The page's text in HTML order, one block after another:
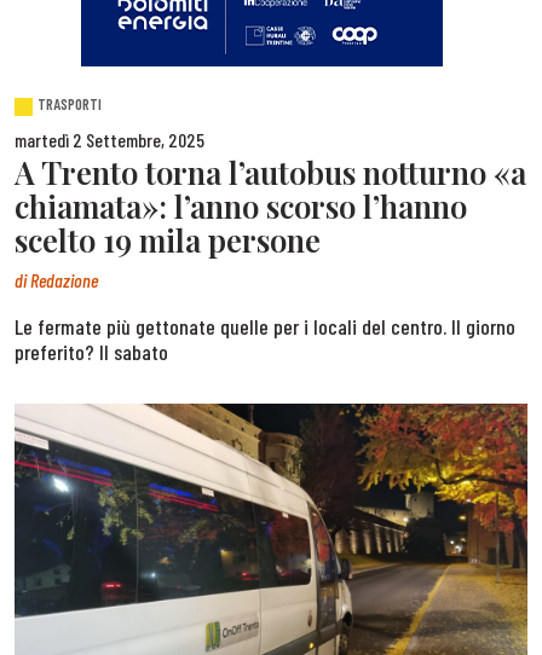
TRASPORTI
martedì 2 Settembre, 2025
A Trento torna l’autobus notturno «a
chiamata»: l’anno scorso l’hanno
scelto 19 mila persone
diRedazione
Le fermate più gettonate quelle per i locali del centro. Il giorno
preferito? Il sabato